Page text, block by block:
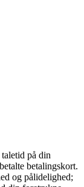
på din
betalingskort.
og pålidelighed;